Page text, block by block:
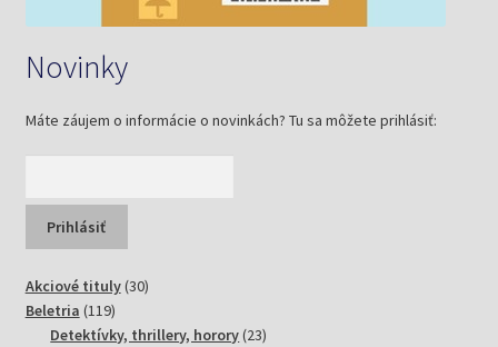
Novinky
Máte záujem o informácie o novinkách? Tu sa môžete prihlásiť:
Akciové tituly 3030
Beletria 119119
produktov
Detektívky, thrillery, horory 2323